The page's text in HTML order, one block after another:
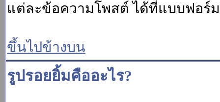
แต่ละข้อความโพสต์ ได้ที่แบบฟอร์
ขึ้นไปข้างบน
รูปรอยยิ้มคืออะไร?